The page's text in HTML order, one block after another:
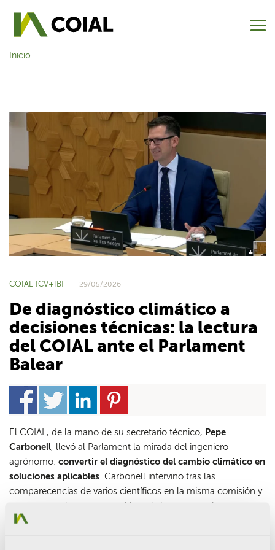
Inicio
COIAL [CV+IB] 29/05/2026
De diagnóstico climático a
decisiones técnicas: la lectura
del COIAL ante el Parlament
Balear
El COIAL, de la mano de su secretario técnico, Pepe
Carbonell, llevó al Parlament la mirada del ingeniero
agrónomo: convertir el diagnóstico del cambio climático en
soluciones aplicables. Carbonell intervino tras las
comparecencias de varios científicos en la misma comisión y
una víctima del clima, sino como una herramienta para